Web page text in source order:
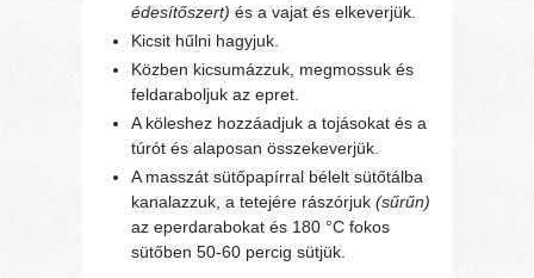
édesítőszert) és a vajat és elkeverjük.
Kicsit hűlni hagyjuk.
Közben kicsumázzuk, megmossuk és
feldaraboljuk az epret.
A köleshez hozzáadjuk a tojásokat és a
túrót és alaposan összekeverjük.
A masszát sütőpapírral bélelt sütőtálba
kanalazzuk, a tetejére rászórjuk(sűrűn)
az eperdarabokat és 180 °C fokos
sütőben 50-60 percig sütjük.